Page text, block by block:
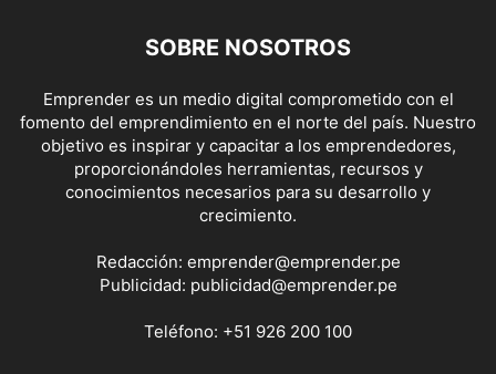
SOBRE NOSOTROS
Emprender es un medio digital comprometido con el
fomento del emprendimiento en el norte del país. Nuestro
objetivo es inspirar y capacitar a los emprendedores,
proporcionándoles herramientas, recursos y
conocimientos necesarios para su desarrollo y
crecimiento.
Redacción: emprender@emprender.pe
Publicidad: publicidad@emprender.pe
Teléfono: +51 926 200 100